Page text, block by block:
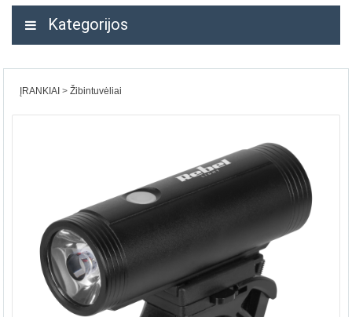
Kategorijos
ĮRANKIAI Žibintuvėliai